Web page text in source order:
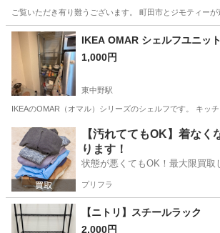
ご覧いただき有り難うございます。 町田市とジモティ
東京 町田市
IKEA OMAR シェルフユニッ
1,000円
東中野駅
IKEAのOMAR（オマル）シリーズのシェルフです。 キッ
東京 中野区 東中野駅 収納家具 OMAR
【汚れててもOK】着なく
ります！
状態が悪くてもOK！最大限買取
プリフラ
【ニトリ】スチールラック
2,000円